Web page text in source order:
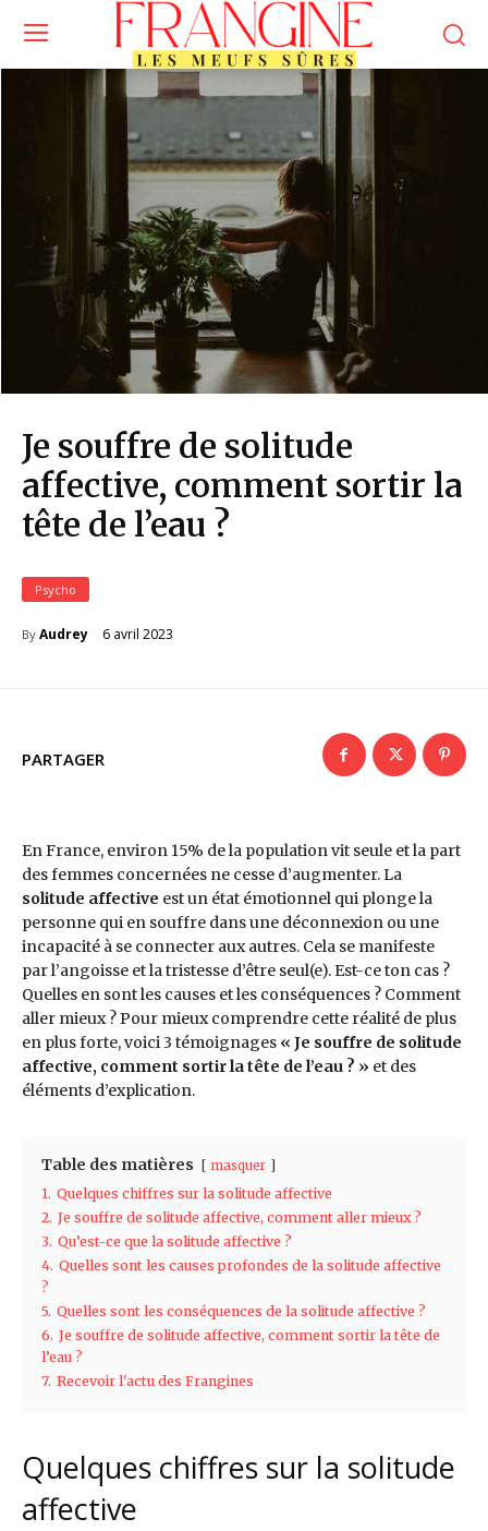
Je souffre de solitude
affective, comment sortir la
tête de l’eau ?
Psycho
By Audrey 6 avril 2023
PARTAGER
En France, environ 15% de la population vit seule et la part
des femmes concernées ne cesse d’augmenter. La
solitude affective est un état émotionnel qui plonge la
personne qui en souffre dans une déconnexion ou une
incapacité à se connecter aux autres. Cela se manifeste
par l’angoisse et la tristesse d’être seul(e). Est-ce ton cas ?
Quelles en sont les causes et les conséquences ? Comment
aller mieux ? Pour mieux comprendre cette réalité de plus
en plus forte, voici 3 témoignages « Je souffre de solitude
affective, comment sortir la tête de l’eau ? » et des
éléments d’explication.
Table des matières masquer
1. Quelques chiffres sur la solitude affective
2. Je souffre de solitude affective, comment aller mieux ?
3. Qu’est-ce que la solitude affective ?
4. Quelles sont les causes profondes de la solitude affective
?
5. Quelles sont les conséquences de la solitude affective ?
6. Je souffre de solitude affective, comment sortir la tête de
l’eau ?
7. Recevoir l'actu des Frangines
Quelques chiffres sur la solitude
affective